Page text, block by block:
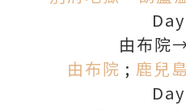
由布院
由布院 ; 鹿兒